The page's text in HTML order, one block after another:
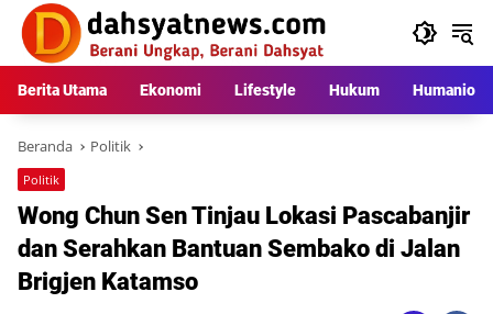
Langsung
konten
Berita Utama Ekonomi Lifestyle Hukum Humaniora
Beranda Politik
Politik
Wong Chun Sen Tinjau Lokasi Pascabanjir
dan Serahkan Bantuan Sembako di Jalan
Brigjen Katamso